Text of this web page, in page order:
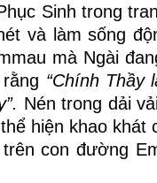
Sinh trong
và làm sống
mà Ngài
“Chính Thầy
Nén trong dải
hiện khao khát
con đường